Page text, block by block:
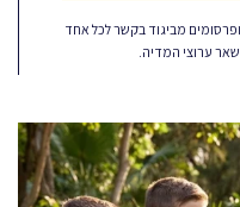
מביגוד בקשר לכל אחד